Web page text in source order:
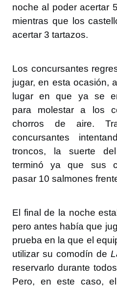
noche al poder acertar
mientras que los
acertar 3 tartazos.
Los concursantes
jugar, en esta ocasión, a
lugar en que ya se
para molestar a los
chorros de aire.
concursantes
troncos, la suerte
terminó ya que sus
pasar 10 salmones
El final de la noche
pero antes había que
prueba en la que el
utilizar su comodín de
reservarlo durante
Pero, en este caso,